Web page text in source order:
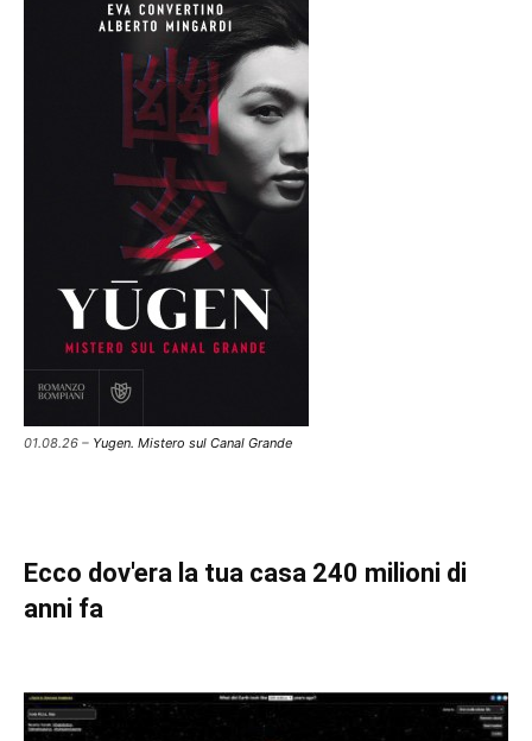
01.08.26 – Yugen. Mistero sul Canal Grande
Ecco dov'era la tua casa 240 milioni di
anni fa